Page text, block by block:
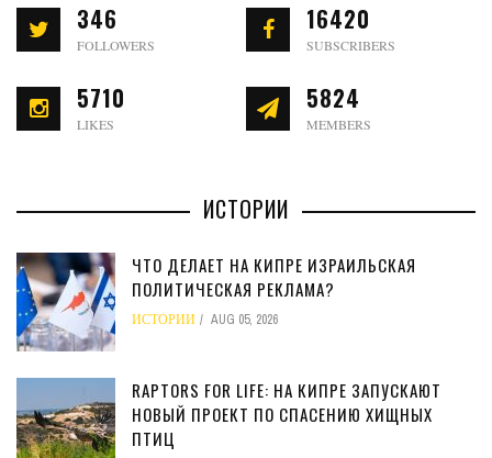
346
FOLLOWERS
16420
SUBSCRIBERS
5710
LIKES
5824
MEMBERS
ИСТОРИИ
ЧТО ДЕЛАЕТ НА КИПРЕ ИЗРАИЛЬСКАЯ
ПОЛИТИЧЕСКАЯ РЕКЛАМА?
ИСТОРИИ AUG 05, 2026
RAPTORS FOR LIFE: НА КИПРЕ ЗАПУСКАЮТ
НОВЫЙ ПРОЕКТ ПО СПАСЕНИЮ ХИЩНЫХ
ПТИЦ